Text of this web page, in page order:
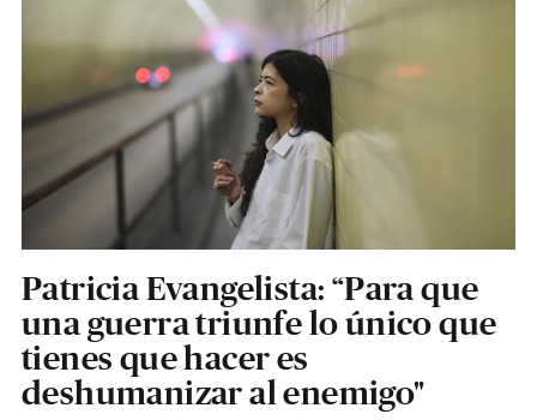
Patricia Evangelista: “Para que
una guerra triunfe lo único que
tienes que hacer es
deshumanizar al enemigo"